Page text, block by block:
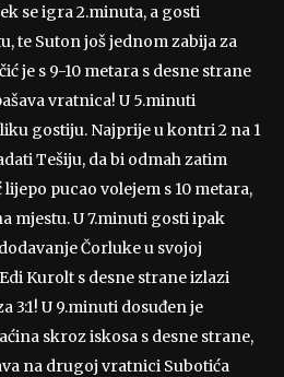
se igra 2.minuta, a gosti
te Suton još jednom zabija za
je s 9-10 metara s desne strane
vratnica! U 5.minuti
gostiju. Najprije u kontri 2 na 1
Tešiju, da bi odmah zatim
pucao volejem s 10 metara,
mjestu. U 7.minuti gosti ipak
Čorluke u svojoj
Kurolt s desne strane izlazi
3:1! U 9.minuti dosuđen je
skroz iskosa s desne strane,
na drugoj vratnici Subotića